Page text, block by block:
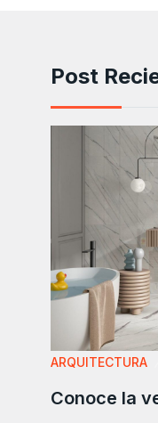
Post
ARQUITECTURA
Conoce la